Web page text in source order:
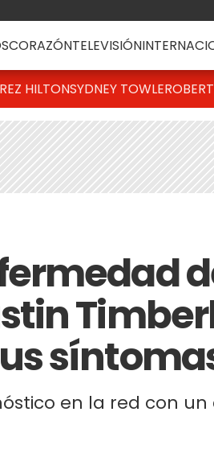
CORAZÓNTELEVISIÓN
HILTONSYDNEY TOWLE
en la red con